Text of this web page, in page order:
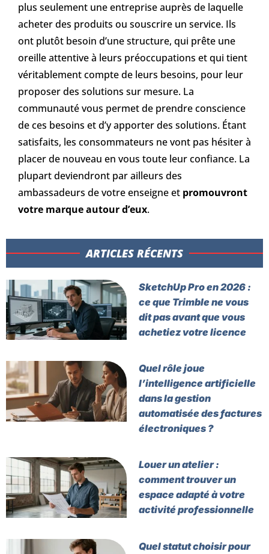
plus seulement une entreprise auprès de laquelle
acheter des produits ou souscrire un service. Ils
ont plutôt besoin d’une structure, qui prête une
oreille attentive à leurs préoccupations et qui tient
véritablement compte de leurs besoins, pour leur
proposer des solutions sur mesure. La
communauté vous permet de prendre conscience
de ces besoins et d’y apporter des solutions. Étant
satisfaits, les consommateurs ne vont pas hésiter à
placer de nouveau en vous toute leur confiance. La
plupart deviendront par ailleurs des
ambassadeurs de votre enseigne et promouvront
votre marque autour d’eux.
ARTICLES RÉCENTS​
SketchUp Pro en 2026 :
ce que Trimble ne vous
dit pas avant que vous
achetiez votre licence
Quel rôle joue
l’intelligence artificielle
dans la gestion
automatisée des factures
électroniques ?
Louer un atelier :
comment trouver un
espace adapté à votre
activité professionnelle
Quel statut choisir pour